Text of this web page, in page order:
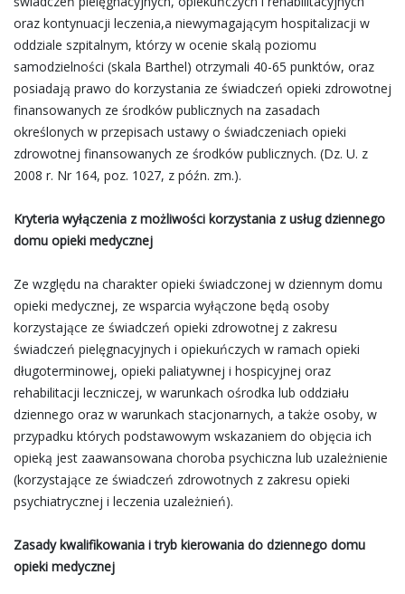
oraz kontynuacji leczenia,a niewymagającym hospitalizacji w
oddziale szpitalnym, którzy w ocenie skalą poziomu
samodzielności (skala Barthel) otrzymali 40-65 punktów, oraz
posiadają prawo do korzystania ze świadczeń opieki zdrowotnej
finansowanych ze środków publicznych na zasadach
określonych w przepisach ustawy o świadczeniach opieki
zdrowotnej finansowanych ze środków publicznych. (Dz. U. z
2008 r. Nr 164, poz. 1027, z późn. zm.).
Kryteria wyłączenia z możliwości korzystania z usług dziennego
domu opieki medycznej
Ze względu na charakter opieki świadczonej w dziennym domu
opieki medycznej, ze wsparcia wyłączone będą osoby
korzystające ze świadczeń opieki zdrowotnej z zakresu
świadczeń pielęgnacyjnych i opiekuńczych w ramach opieki
długoterminowej, opieki paliatywnej i hospicyjnej oraz
rehabilitacji leczniczej, w warunkach ośrodka lub oddziału
dziennego oraz w warunkach stacjonarnych, a także osoby, w
przypadku których podstawowym wskazaniem do objęcia ich
opieką jest zaawansowana choroba psychiczna lub uzależnienie
(korzystające ze świadczeń zdrowotnych z zakresu opieki
psychiatrycznej i leczenia uzależnień).
Zasady kwalifikowania i tryb kierowania do dziennego domu
opieki medycznej